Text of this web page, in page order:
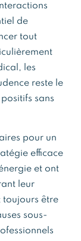
de
tout
les
reste le
sans
pour un
efficace
et ont
leur
toujours être
sous-